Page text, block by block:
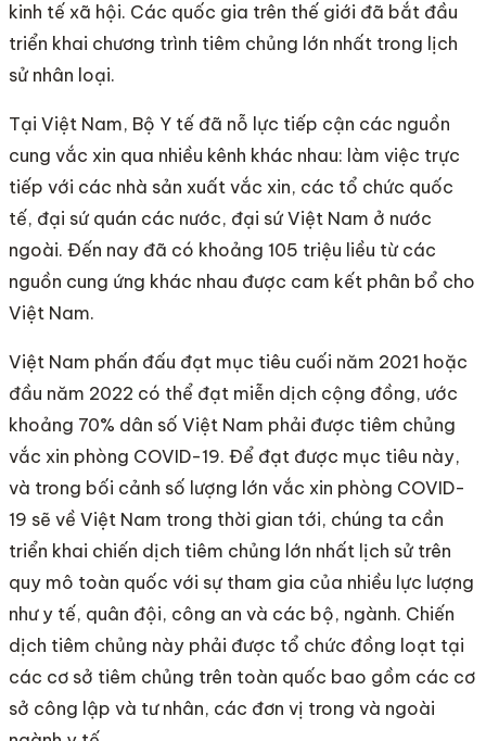
kinh tế xã hội. Các quốc gia trên thế giới đã bắt đầu
triển khai chương trình tiêm chủng lớn nhất trong lịch
sử nhân loại.
Tại Việt Nam, Bộ Y tế đã nỗ lực tiếp cận các nguồn
cung vắc xin qua nhiều kênh khác nhau: làm việc trực
tiếp với các nhà sản xuất vắc xin, các tổ chức quốc
tế, đại sứ quán các nước, đại sứ Việt Nam ở nước
ngoài. Đến nay đã có khoảng 105 triệu liều từ các
nguồn cung ứng khác nhau được cam kết phân bổ cho
Việt Nam.
Việt Nam phấn đấu đạt mục tiêu cuối năm 2021 hoặc
đầu năm 2022 có thể đạt miễn dịch cộng đồng, ước
khoảng 70% dân số Việt Nam phải được tiêm chủng
vắc xin phòng COVID-19. Để đạt được mục tiêu này,
và trong bối cảnh số lượng lớn vắc xin phòng COVID-
19 sẽ về Việt Nam trong thời gian tới, chúng ta cần
triển khai chiến dịch tiêm chủng lớn nhất lịch sử trên
quy mô toàn quốc với sự tham gia của nhiều lực lượng
như y tế, quân đội, công an và các bộ, ngành. Chiến
dịch tiêm chủng này phải được tổ chức đồng loạt tại
các cơ sở tiêm chủng trên toàn quốc bao gồm các cơ
sở công lập và tư nhân, các đơn vị trong và ngoài